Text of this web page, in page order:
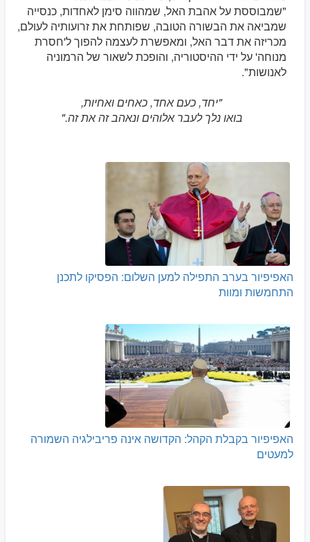
"שמבוססת על אהבת האל, שמהווה סימן לאחדות, כנסייה
שמביאה את הבשורה הטובה, שפותחת את זרועותיה לעולם,
מכריזה את דבר האל, ומאפשרת לעצמה להפוך ל'חסרת
מנוחה' על ידי ההיסטוריה, והופכת לשאור של הרמוניה
לאנושות".
"יחד, כעם אחד, כאחים ואחיות,
בואו נלך לעבר אלוהים ונאהב זה את זה."
האפיפיור בערב התפילה למען השלום: הפסיקו לתכנן
התחמשות ומוות
האפיפיור בקבלת הקהל: הקדושה אינה פריבילגיה השמורה
למעטים